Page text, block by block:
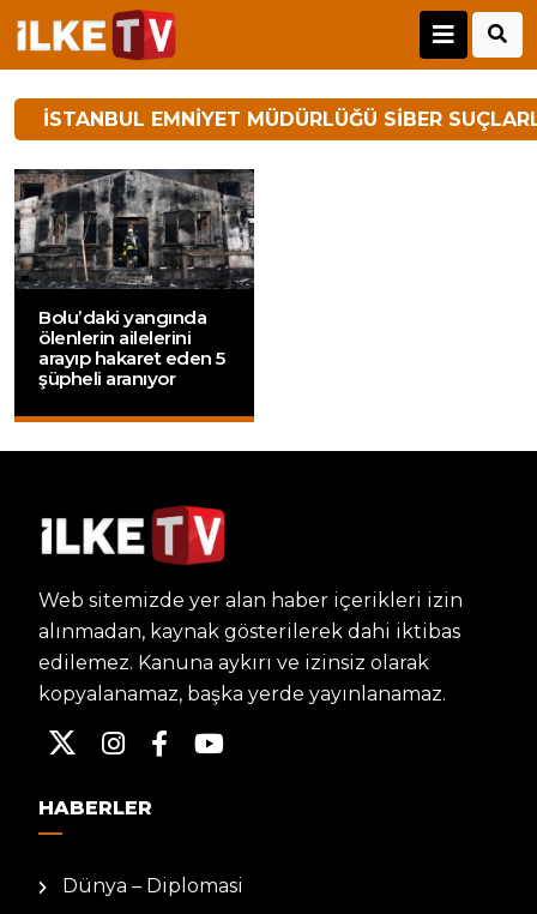
İSTANBUL EMNIYET MÜDÜRLÜĞÜ SIBER
Bolu’daki yangında
ölenlerin ailelerini
arayıp hakaret eden 5
şüpheli aranıyor
Web sitemizde yer alan haber içerikleri izin
alınmadan, kaynak gösterilerek dahi iktibas
edilemez. Kanuna aykırı ve izinsiz olarak
kopyalanamaz, başka yerde yayınlanamaz.
HABERLER
Dünya – Diplomasi